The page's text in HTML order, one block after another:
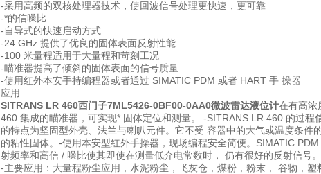
-采用高频的双核处理器技术，使回波信号处理更快速，更可靠
-*的信噪比
-自导式的快速启动方式
-24 GHz 提供了优良的固体表面反射性能
-100 米量程适用于大量程和苛刻工况
-瞄准器提高了倾斜的固体表面的信号质量
-使用红外本安手持编程器或者通过 SIMATIC PDM 或者 HART 手 操器
应用
SITRANS LR 460西门子7ML5426-0BF00-0AA0微波雷达液位计在有高浓
460 集成的瞄准器，可实现* 固体定位和测量。 -SITRANS LR 460 的过
的特点为坚固型外壳、法兰与喇叭元件。它不受 容器中的大气或温度条
的粘性固体。-使用本安型红外手操器，现场编程安全简便。SIMATIC
射频率和高信 / 噪比使其即使在测量低介电常数时， 仍有很好的反射信号。
-主要应用：大量程粉尘应用，水泥粉尘，飞灰仓，煤粉，粉末， 谷物，塑